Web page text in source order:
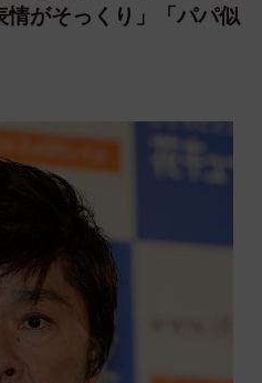
情がそっくり」「パパ似